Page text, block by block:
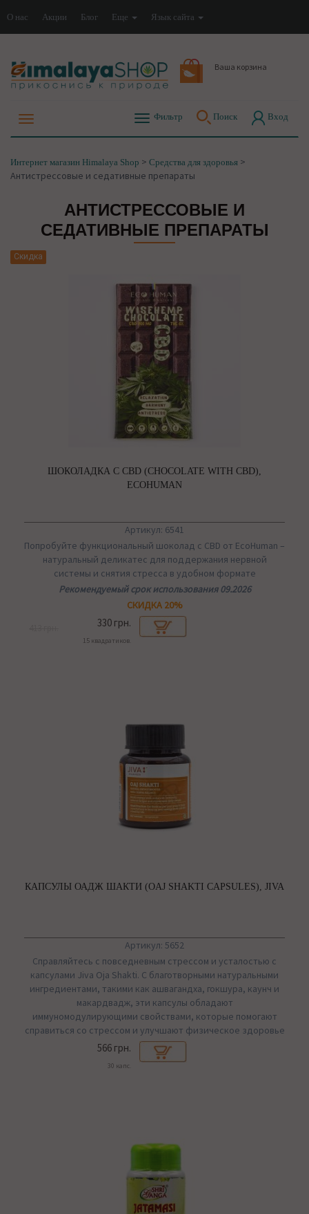
О нас Акции Блог Еще Язык сайта
Ваша корзина
Фильтр Поиск Вход
Интернет магазин Himalaya Shop > Средства для здоровья >
Антистрессовые и седативные препараты
АНТИСТРЕССОВЫЕ И
СЕДАТИВНЫЕ ПРЕПАРАТЫ
Скидка
ШОКОЛАДКА С CBD (CHOCOLATE WITH CBD),
ECOHUMAN
Артикул: 6541
Попробуйте функциональный шоколад с CBD от EcoHuman –
натуральный деликатес для поддержания нервной
системы и снятия стресса в удобном формате
Рекомендуемый срок использования 09.2026
СКИДКА 20%
330 грн.
15 квадратиков.
КАПСУЛЫ ОАДЖ ШАКТИ (OAJ SHAKTI CAPSULES), JIVA
Артикул: 5652
Справляйтесь с повседневным стрессом и усталостью с
капсулами Jiva Oja Shakti. С благотворными натуральными
ингредиентами, такими как ашвагандха, гокшура, каунч и
макардвадж, эти капсулы обладают
иммуномодулирующими свойствами, которые помогают
справиться со стрессом и улучшают физическое здоровье
566 грн.
30 капс.